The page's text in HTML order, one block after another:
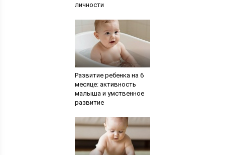
личности
Развитие ребенка на 6
месяце: активность
малыша и умственное
развитие